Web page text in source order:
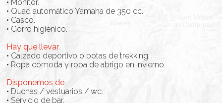
• Monitor.
• Quad automático Yamaha de 350 cc.
• Casco.
• Gorro higiénico.
Hay que llevar
• Calzado deportivo o botas de trekking.
• Ropa cómoda y ropa de abrigo en invierno.
Disponemos de
• Duchas / vestuarios / wc.
• Servicio de bar.